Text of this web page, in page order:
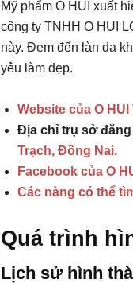
Mỹ phẩm O HUI xuất
công ty TNHH O HUI
này. Đem đến làn da
yêu làm đẹp.
Website của O
Địa chỉ trụ sở đăng
Trạch, Đồng Nai.
Facebook của O
Các nàng có thể
Quá trình
Lịch sử hình